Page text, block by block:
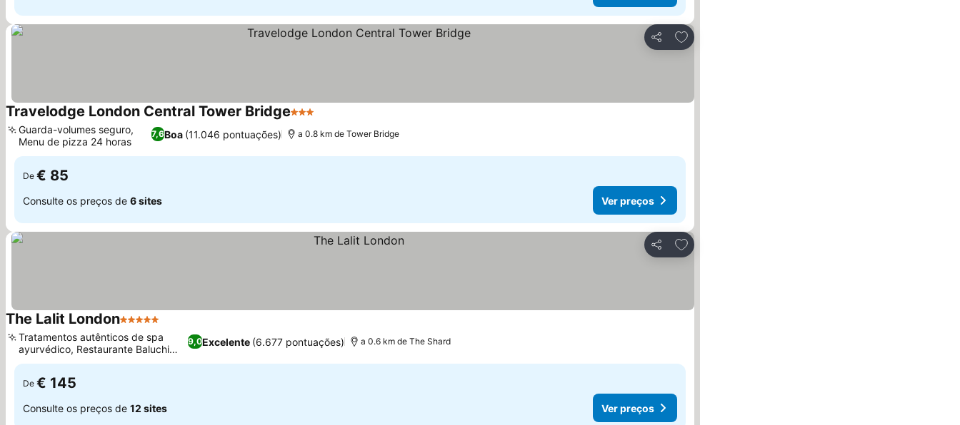
Partilhar
Adicionar aos favoritos
Travelodge London Central Tower Bridge3 Estrelas
7,6Boa (11.046 pontuações)
Guarda-volumes seguro,
Menu de pizza 24 horas
a 0.8 km de Tower Bridge
De € 85
Consulte os preços de 6 sites Ver preços
Partilhar
Adicionar aos favoritos
The Lalit London5 Estrelas
9,0Excelente (6.677 pontuações)
Tratamentos autênticos de spa
ayurvédico, Restaurante Baluchi
premiado
a 0.6 km de The Shard
De € 145
Consulte os preços de 12 sites Ver preços